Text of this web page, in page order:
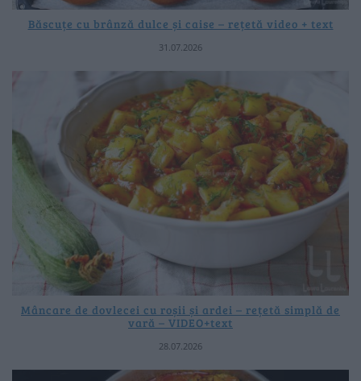
Băscuțe cu brânză dulce și caise – rețetă video + text
31.07.2026
Mâncare de dovlecei cu roșii și ardei – rețetă simplă de
vară – VIDEO+text
28.07.2026